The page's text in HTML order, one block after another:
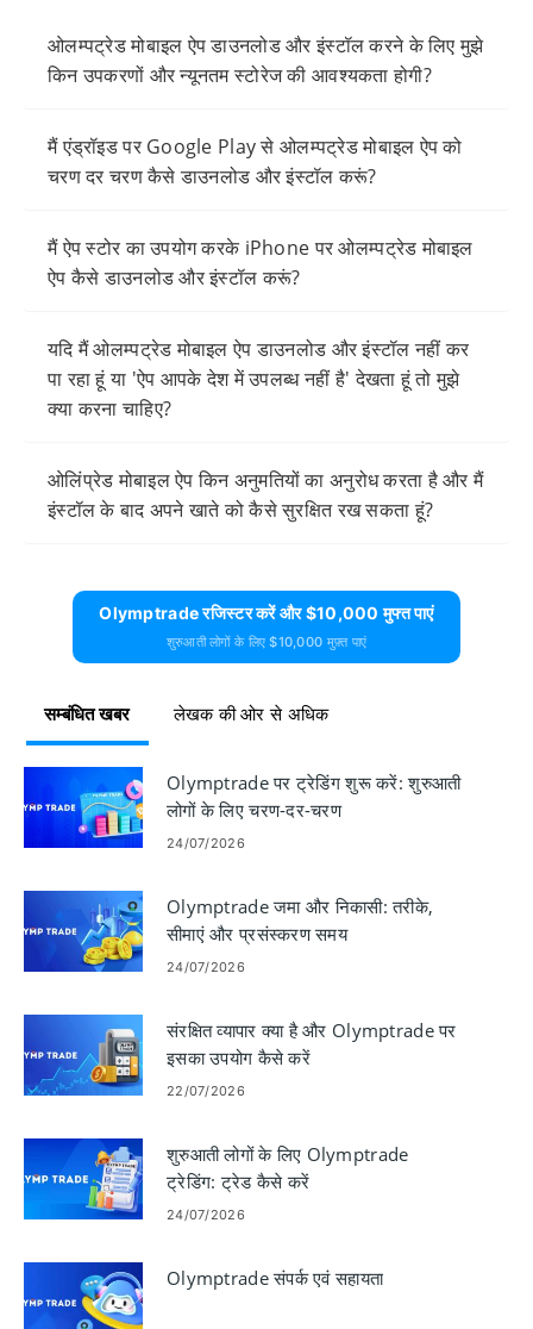
ओलम्पट्रेड मोबाइल ऐप डाउनलोड और इंस्टॉल करने के लिए मुझे
किन उपकरणों और न्यूनतम स्टोरेज की आवश्यकता होगी?
मैं एंड्रॉइड पर Google Play से ओलम्पट्रेड मोबाइल ऐप को
चरण दर चरण कैसे डाउनलोड और इंस्टॉल करूं?
मैं ऐप स्टोर का उपयोग करके iPhone पर ओलम्पट्रेड मोबाइल
ऐप कैसे डाउनलोड और इंस्टॉल करूं?
यदि मैं ओलम्पट्रेड मोबाइल ऐप डाउनलोड और इंस्टॉल नहीं कर
पा रहा हूं या 'ऐप आपके देश में उपलब्ध नहीं है' देखता हूं तो मुझे
क्या करना चाहिए?
ओलिंप्रेड मोबाइल ऐप किन अनुमतियों का अनुरोध करता है और मैं
इंस्टॉल के बाद अपने खाते को कैसे सुरक्षित रख सकता हूं?
Olymptrade रजिस्टर करें और $10,000 मुफ्त पाएं
शुरुआती लोगों के लिए $10,000 मुफ़्त पाएं
सम्बंधित खबर लेखक की ओर से अधिक
Olymptrade पर ट्रेडिंग शुरू करें: शुरुआती
लोगों के लिए चरण-दर-चरण
24/07/2026
Olymptrade जमा और निकासी: तरीके,
सीमाएं और प्रसंस्करण समय
24/07/2026
संरक्षित व्यापार क्या है और Olymptrade पर
इसका उपयोग कैसे करें
22/07/2026
शुरुआती लोगों के लिए Olymptrade
ट्रेडिंग: ट्रेड कैसे करें
24/07/2026
Olymptrade संपर्क एवं सहायता